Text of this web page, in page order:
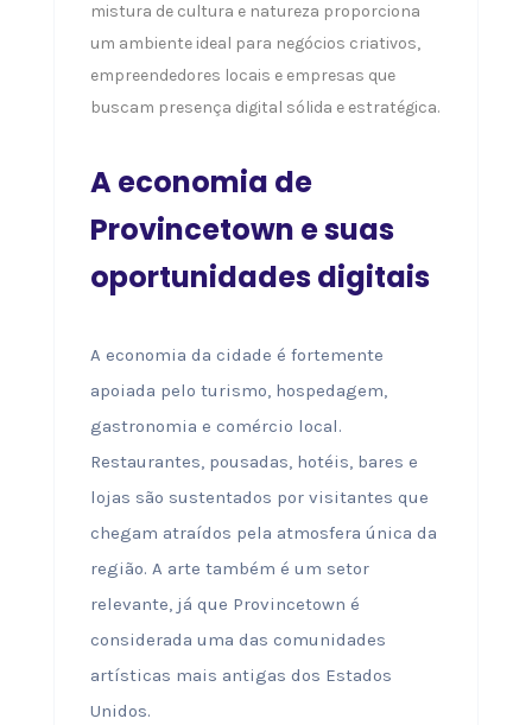
mistura de cultura e natureza proporciona
um ambiente ideal para negócios criativos,
empreendedores locais e empresas que
buscam presença digital sólida e estratégica.
A economia de
Provincetown e suas
oportunidades digitais
A economia da cidade é fortemente
apoiada pelo turismo, hospedagem,
gastronomia e comércio local.
Restaurantes, pousadas, hotéis, bares e
lojas são sustentados por visitantes que
chegam atraídos pela atmosfera única da
região. A arte também é um setor
relevante, já que Provincetown é
considerada uma das comunidades
artísticas mais antigas dos Estados
Unidos.